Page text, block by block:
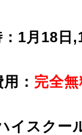
：1月18日
： 完全
イスクー